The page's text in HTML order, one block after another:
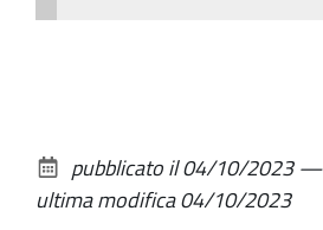
documento
pubblicato il04/10/2023—
ultima modifica04/10/2023